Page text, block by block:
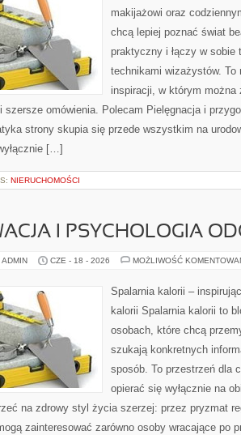
makijażowi oraz
chcą lepiej poznać świat
praktyczny i łączy w sobie
technikami wizażystów. To
inspiracji, w którym można
szersze omówienia. Polecam Pielęgnacja i
strony skupia się przede wszystkim na
[…]
NIERUCHOMOŚCI
I PSYCHOLOGIA
CZE - 18 - 2026 MOŻLIWOŚĆ
Spalarnia kalorii –
kalorii Spalarnia kalorii to
osobach, które chcą
szukają konkretnych
sposób. To przestrzeń dla
opierać się wyłącznie na
na zdrowy styl życia szerzej: przez pryzmat
zainteresować zarówno osoby wracające po